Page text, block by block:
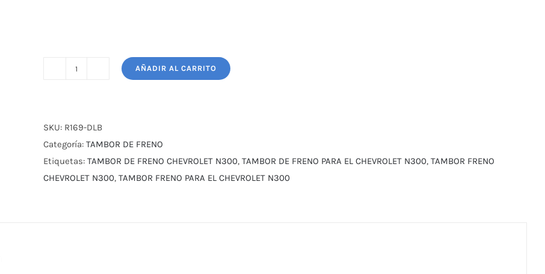
N300
cantidad
AÑADIR AL CARRITO
SKU: R169-DLB
Categoría: TAMBOR DE FRENO
Etiquetas: TAMBOR DE FRENO CHEVROLET N300, TAMBOR DE FRENO PARA EL CHEVROLET N300, TAMBOR FRENO
CHEVROLET N300, TAMBOR FRENO PARA EL CHEVROLET N300